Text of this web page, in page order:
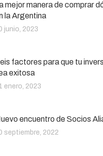
mejor manera de comprar
la Argentina
junio, 2023
factores para que tu
exitosa
enero, 2023
encuentro de Socios
septiembre, 2022